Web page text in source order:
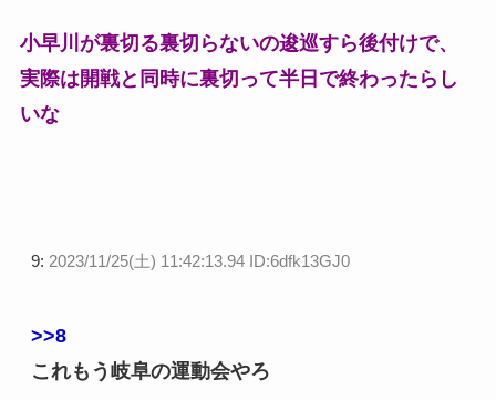
小早川が裏切る裏切らないの逡巡すら後付けで、
実際は開戦と同時に裏切って半日で終わったらし
いな
9: 2023/11/25(土) 11:42:13.94 ID:6dfk13GJ0
>>8
これもう岐阜の運動会やろ